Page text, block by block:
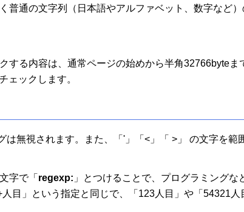
普通の文字列（日本語やアルファベット、数字など
する内容は、通常ページの始めから半角32766byte
ェックします。
は無視されます。また、「'」「<」「 >」 の文字を範
字で「 regexp: 」とつけることで、プログラミングな
人目」という指定と同じで、「123人目」や「54321人